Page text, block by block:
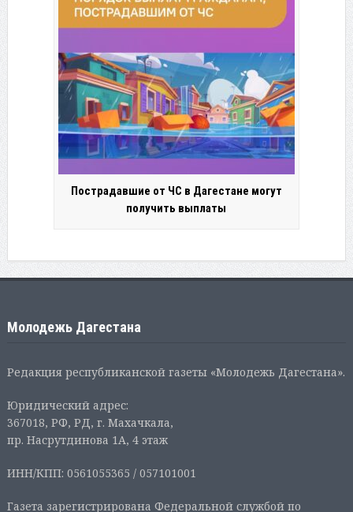
Пострадавшие от ЧС в Дагестане могут
получить выплаты
Молодежь Дагестана
Редакция республиканской газеты «Молодежь Дагестана».
Юридический адрес:
367018, РФ, РД, г. Махачкала,
пр. Насрутдинова 1А, 4 этаж
ИНН/КПП: 0561055365 / 057101001
Газета зарегистрирована Федеральной службой по